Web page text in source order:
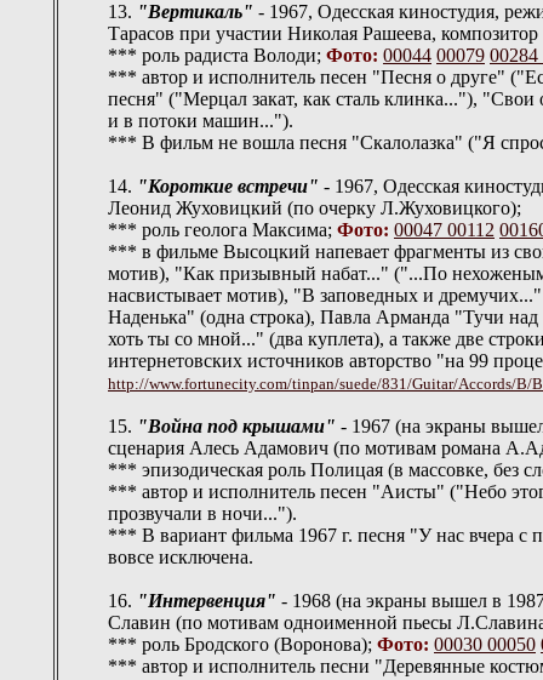
13. "Вертикаль" - 1967, Одесская киностудия,
Тарасов при участии Николая Рашеева,
*** роль радиста Володи; Фото: 00044 00079 00284
*** автор и исполнитель песен "Песня о друге"
песня" ("Мерцал закат, как сталь клинка..."),
и в потоки машин...").
*** В фильм не вошла песня "Скалолазка" ("Я
14. "Короткие встречи" - 1967, Одесская
Леонид Жуховицкий (по очерку Л.Жуховицкого);
*** роль геолога Максима; Фото: 00047 00112
*** в фильме Высоцкий напевает фрагменты из
мотив), "Как призывный набат..." ("...По
насвистывает мотив), "В заповедных и
Наденька" (одна строка), Павла Арманда "Тучи
хоть ты со мной..." (два куплета), а также две
интернетовских источников авторство "на 99
http://www.fortunecity.com/tinpan/suede/831/Guitar/Accords/B/
15. "Война под крышами" - 1967 (на экраны
сценария Алесь Адамович (по мотивам романа
*** эпизодическая роль Полицая (в массовке, без
*** автор и исполнитель песен "Аисты" ("Небо
прозвучали в ночи...").
*** В вариант фильма 1967 г. песня "У нас вчера с
вовсе исключена.
16. "Интервенция" - 1968 (на экраны вышел в
Славин (по мотивам одноименной пьесы
*** роль Бродского (Воронова); Фото: 00030 00050
*** автор и исполнитель песни "Деревянные